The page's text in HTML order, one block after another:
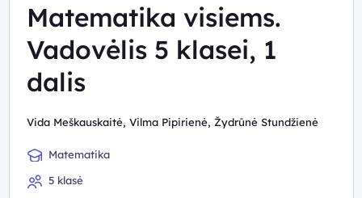
Matematika visiems.
Vadovėlis 5 klasei, 1
dalis
Vida Meškauskaitė, Vilma Pipirienė, Žydrūnė Stundžienė
Matematika
5 klasė